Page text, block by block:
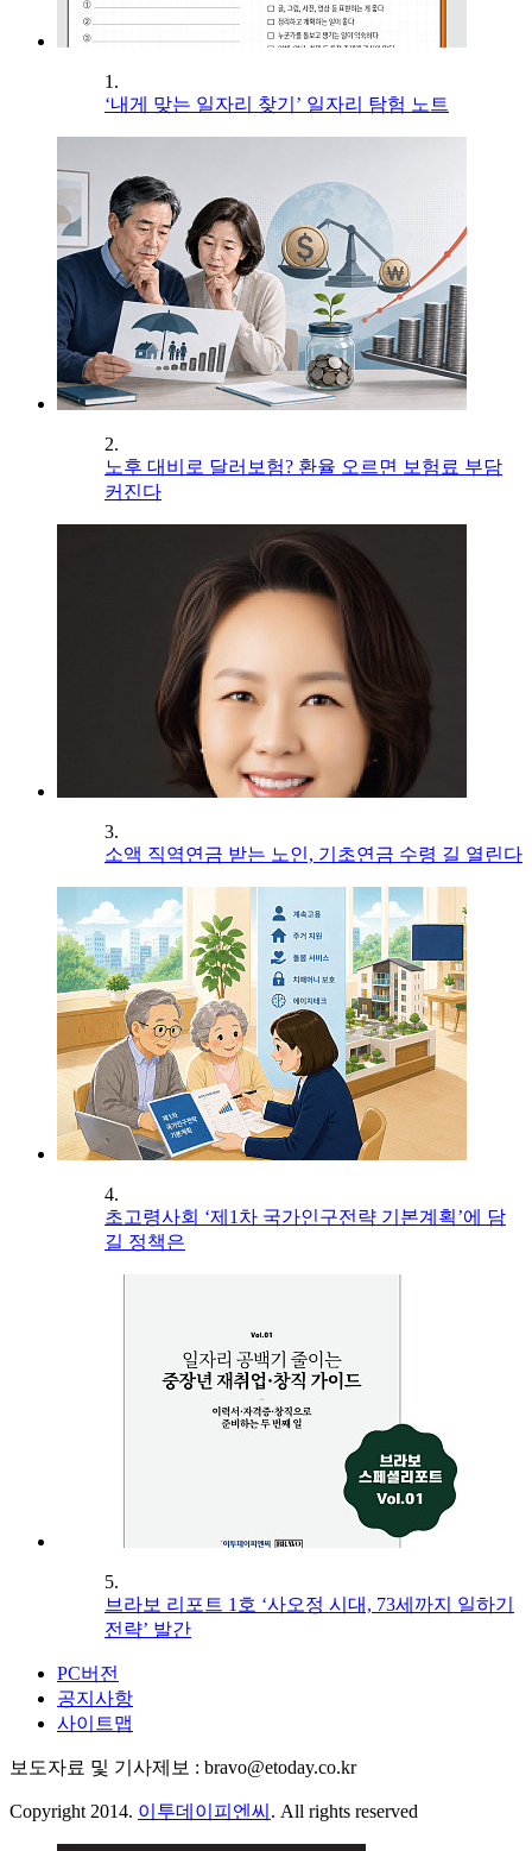
1.
‘내게 맞는 일자리 찾기’ 일자리 탐험 노트
2.
노후 대비로 달러보험? 환율 오르면 보험료 부담
커진다
3.
소액 직역연금 받는 노인, 기초연금 수령 길 열린다
4.
초고령사회 ‘제1차 국가인구전략 기본계획’에 담
길 정책은
5.
브라보 리포트 1호 ‘사오정 시대, 73세까지 일하기
전략’ 발간
PC버전
공지사항
사이트맵
보도자료 및 기사제보 : bravo@etoday.co.kr
Copyright 2014. 이투데이피엔씨 . All rights reserved